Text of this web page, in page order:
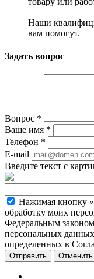
Наши
вам помогут.
Задать вопрос
Вопрос *
Ваше имя *
Телефон *
E-mail
Введите текст с
Нажимая кнопку
обработку моих
Федеральным
персональных
определенных в
Отменить